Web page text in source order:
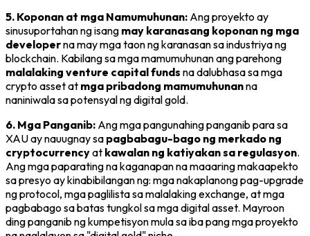
5. Koponan at mga Namumuhunan: Ang proyekto ay
sinusuportahan ng isang may karanasang koponan ng mga
developerna may mga taon ng karanasan sa industriya ng
blockchain. Kabilang sa mga mamumuhunan ang parehong
malalaking venture capital funds na dalubhasa sa mga
crypto asset at mga pribadong mamumuhunanna
naniniwala sa potensyal ng digital gold.
6. Mga Panganib: Ang mga pangunahing panganib para sa
XAU ay nauugnay sa pagbabagu-bago ng merkado ng
cryptocurrencyat kawalan ng katiyakan sa regulasyon.
Ang mga paparating na kaganapan na maaaring makaapekto
sa presyo ay kinabibilangan ng: mga nakaplanong pag-upgrade
ng protocol, mga paglilista sa malalaking exchange, at mga
pagbabago sa batas tungkol sa mga digital asset. Mayroon
ding panganib ng kumpetisyon mula sa iba pang mga proyekto